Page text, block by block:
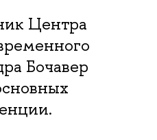
Центра
Бочавер